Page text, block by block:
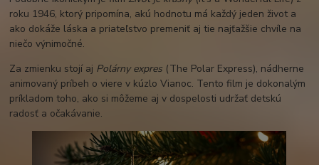
roku 1946, ktorý pripomína, akú hodnotu má každý jeden život a
ako dokáže láska a priateľstvo premeniť aj tie najťažšie chvíle na
niečo výnimočné.
Za zmienku stojí aj Polárny expres (The Polar Express), nádherne
animovaný príbeh o viere v kúzlo Vianoc. Tento film je dokonalým
príkladom toho, ako si môžeme aj v dospelosti udržať detskú
radosť a očakávanie.